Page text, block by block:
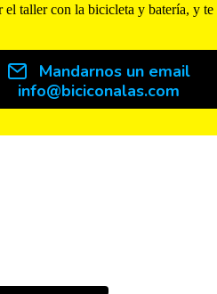
el taller con la bicicleta y batería, y te
Mandarnos un email
info@biciconalas.com